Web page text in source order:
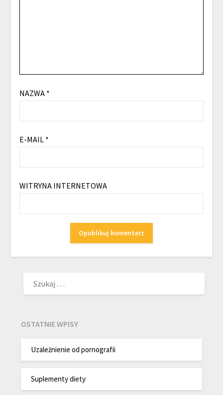
NAZWA *
E-MAIL *
WITRYNA INTERNETOWA
OSTATNIE WPISY
Uzależnienie od pornografii
Suplementy diety